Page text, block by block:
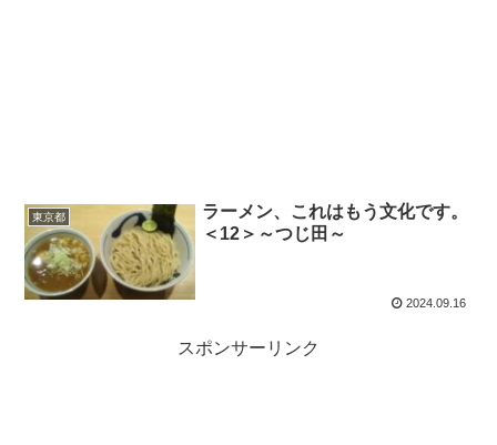
東京都
ラーメン、これはもう文化です。
＜12＞～つじ田～
2024.09.16
スポンサーリンク